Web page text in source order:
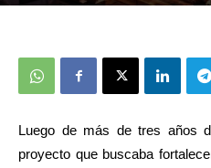
Luego de más de tres años
proyecto que buscaba